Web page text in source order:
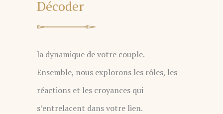
Décoder
la dynamique de votre couple.
Ensemble, nous explorons les rôles, les
réactions et les croyances qui
s’entrelacent dans votre lien.